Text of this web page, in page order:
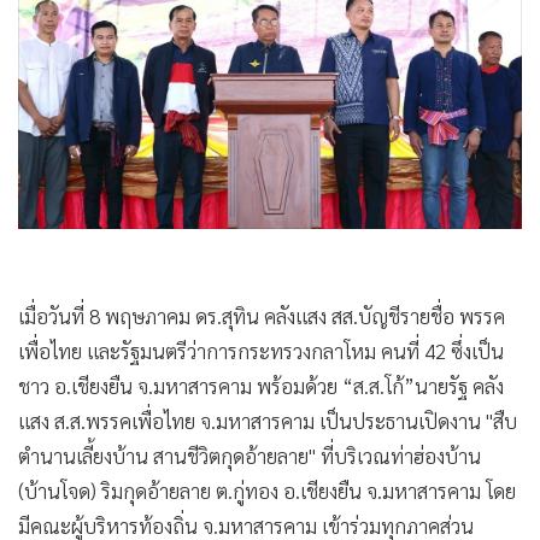
• Green Innovation & SD
• Management & HR
• MGR Live
Infographic
•
การเมือง
• ท่องเที่ยว
ต่างประเทศ
Special Scoop
เศรษฐกิจ-ธุรกิจ
• จีน
• ชุมชน-คุณภาพชีวิต
• อาชญากรรม
• Motoring
เมื่อวันที่ 8 พฤษภาคม ดร.สุทิน คลังแสง สส.บัญชีรายชื่อ พรรค
เพื่อไทย และรัฐมนตรีว่าการกระทรวงกลาโหม คนที่ 42 ซึ่งเป็น
ชาว อ.เชียงยืน จ.มหาสารคาม พร้อมด้วย “ส.ส.โก้”นายรัฐ คลัง
แสง ส.ส.พรรคเพื่อไทย จ.มหาสารคาม เป็นประธานเปิดงาน "สืบ
ตำนานเลี้ยงบ้าน สานชีวิตกุดอ้ายลาย" ที่บริเวณท่าฮ่องบ้าน
(บ้านโจด) ริมกุดอ้ายลาย ต.กู่ทอง อ.เชียงยืน จ.มหาสารคาม โดย
มีคณะผู้บริหารท้องถิ่น จ.มหาสารคาม เข้าร่วมทุกภาคส่วน